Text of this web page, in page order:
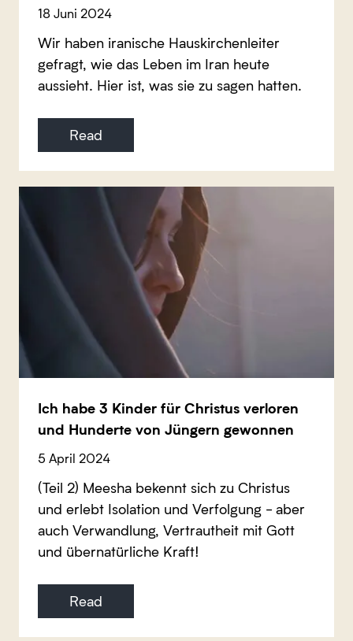
18 Juni 2024
Wir haben iranische Hauskirchenleiter
gefragt, wie das Leben im Iran heute
aussieht. Hier ist, was sie zu sagen hatten.
Read
Ich habe 3 Kinder für Christus verloren
und Hunderte von Jüngern gewonnen
5 April 2024
(Teil 2) Meesha bekennt sich zu Christus
und erlebt Isolation und Verfolgung - aber
auch Verwandlung, Vertrautheit mit Gott
und übernatürliche Kraft!
Read